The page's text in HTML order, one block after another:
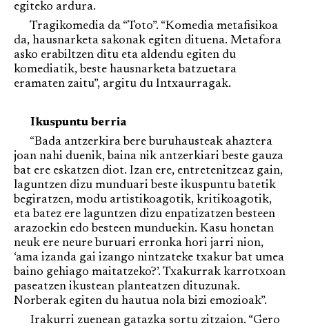
egiteko ardura.
Tragikomedia da “Toto”. “Komedia metafisikoa
da, hausnarketa sakonak egiten dituena. Metafora
asko erabiltzen ditu eta aldendu egiten du
komediatik, beste hausnarketa batzuetara
eramaten zaitu”, argitu du Intxaurragak.
Ikuspuntu berria
“Bada antzerkira bere buruhausteak ahaztera
joan nahi duenik, baina nik antzerkiari beste gauza
bat ere eskatzen diot. Izan ere, entretenitzeaz gain,
laguntzen dizu munduari beste ikuspuntu batetik
begiratzen, modu artistikoagotik, kritikoagotik,
eta batez ere laguntzen dizu enpatizatzen besteen
arazoekin edo besteen munduekin. Kasu honetan
neuk ere neure buruari erronka hori jarri nion,
‘ama izanda gai izango nintzateke txakur bat umea
baino gehiago maitatzeko?’. Txakurrak karrotxoan
paseatzen ikustean planteatzen dituzunak.
Norberak egiten du hautua nola bizi emozioak”.
Irakurri zuenean gatazka sortu zitzaion. “Gero